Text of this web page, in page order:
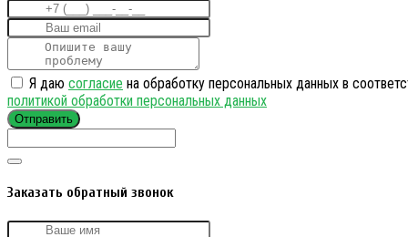
Я даю согласие на обработку персональных данных в
политикой обработки персональных данных
Отправить
Заказать обратный звонок